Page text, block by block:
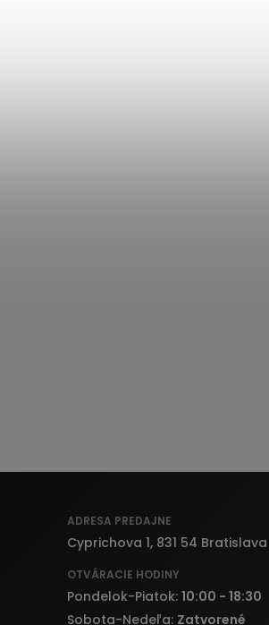
ADRESA PREDAJNE
Cyprichova 1, 831 54 Bratislava
OTVÁRACIE HODINY
Pondelok-Piatok: 10:00 - 18:30
Sobota-Nedeľa: Zatvorené